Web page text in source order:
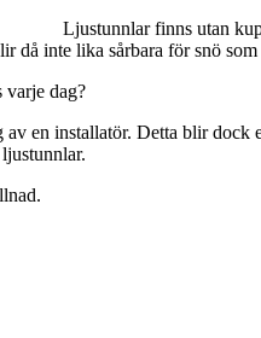
Ljustunnlar finns utan
då inte lika sårbara för snö
varje dag?
en installatör. Detta blir